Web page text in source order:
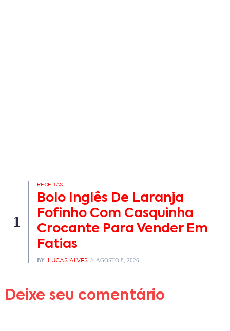
1
RECEITAS
Bolo Inglês De Laranja
Fofinho Com Casquinha
Crocante Para Vender Em
Fatias
BY LUCAS ALVES AGOSTO 8, 2026
Deixe seu comentário